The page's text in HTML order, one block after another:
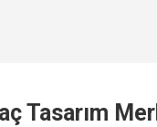
Tasarım